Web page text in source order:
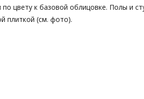
цвету к базовой облицовке. Полы и
плиткой (см. фото).